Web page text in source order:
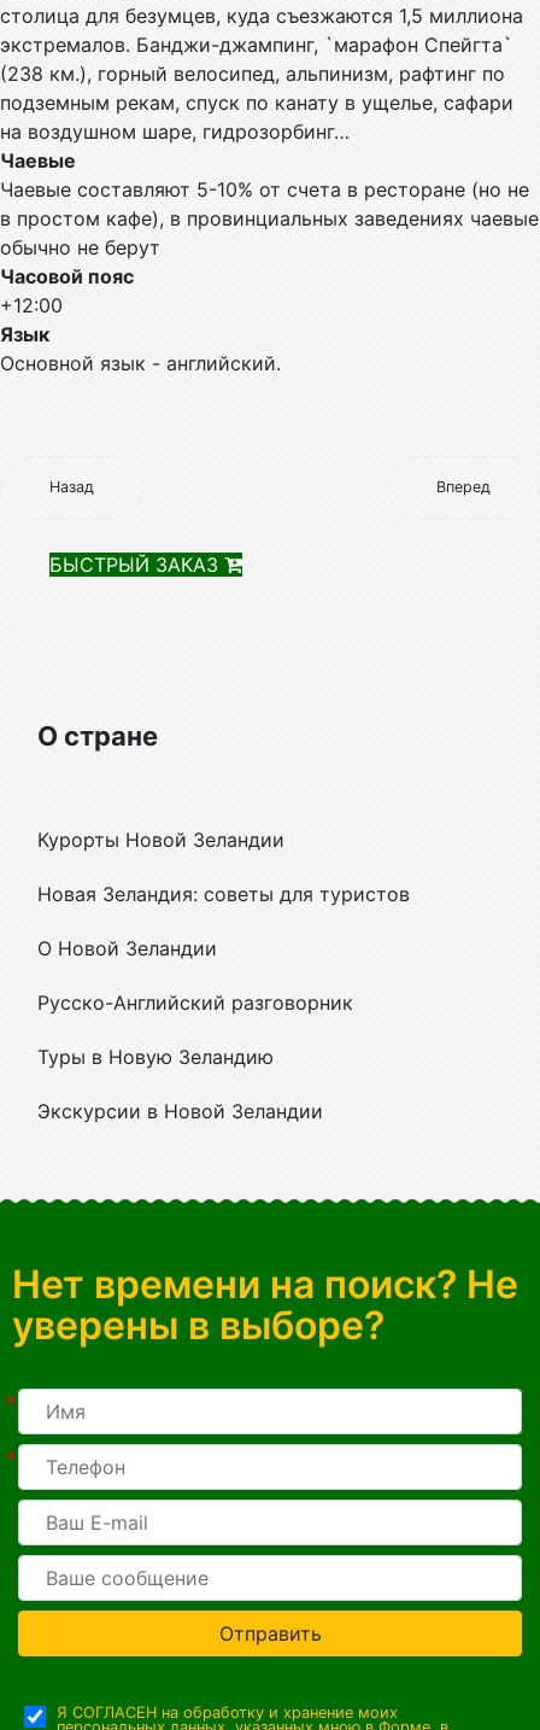
столица для безумцев, куда съезжаются 1,5 миллиона
экстремалов. Банджи-джампинг, `марафон Спейгта`
(238 км.), горный велосипед, альпинизм, рафтинг по
подземным рекам, спуск по канату в ущелье, сафари
на воздушном шаре, гидрозорбинг…
Чаевые
Чаевые составляют 5-10% от счета в ресторане (но не
в простом кафе), в провинциальных заведениях чаевые
обычно не берут
Часовой пояс
+12:00
Язык
Основной язык - английский.
Назад Вперед
БЫСТРЫЙ ЗАКАЗ
О стране
Курорты Новой Зеландии
Новая Зеландия: советы для туристов
О Новой Зеландии
Русско-Английский разговорник
Туры в Новую Зеландию
Экскурсии в Новой Зеландии
Нет времени на поиск? Не
уверены в выборе?
*
*
Отправить
Я СОГЛАСЕН на обработку и хранение моих